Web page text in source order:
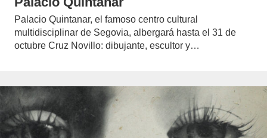
Palacio Quintanar, el famoso centro cultural
multidisciplinar de Segovia, albergará hasta el 31 de
octubre Cruz Novillo: dibujante, escultor y…